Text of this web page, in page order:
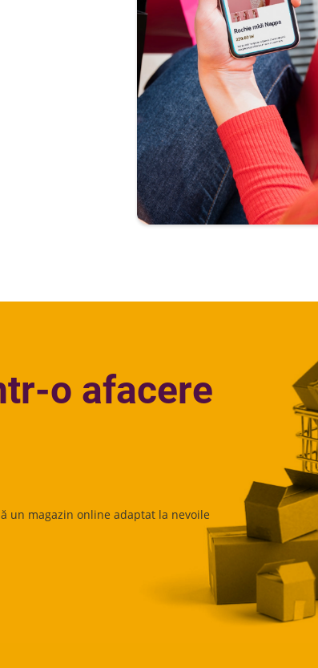
o afacere
un magazin online adaptat la nevoile